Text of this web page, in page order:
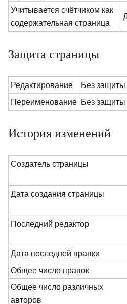
Учитывается счётчиком как
содержательная страница
Защита страницы
Редактирование
Без защиты
Переименование Без защиты
История изменений
Создатель страницы
Дата создания страницы
Последний редактор
Дата последней правки
Общее число правок
Общее число различных
авторов